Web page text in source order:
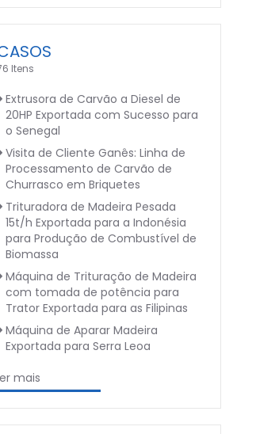
Itens
Extrusora de Carvão a Diesel de
20HP Exportada com Sucesso para
o Senegal
Visita de Cliente Ganês: Linha de
Processamento de Carvão de
Churrasco em Briquetes
Trituradora de Madeira Pesada
15t/h Exportada para a Indonésia
para Produção de Combustível de
Biomassa
Máquina de Trituração de Madeira
com tomada de potência para
Trator Exportada para as Filipinas
Máquina de Aparar Madeira
Exportada para Serra Leoa
mais